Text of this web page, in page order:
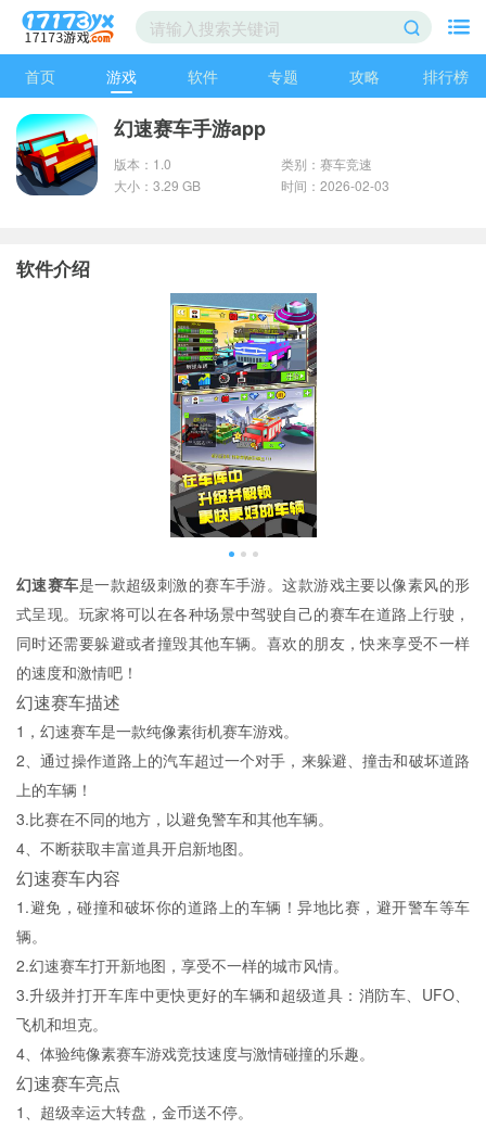
首页 游戏 软件 专题 攻略 排行榜
幻速赛车手游app
版本：1.0
类别：赛车竞速
大小：3.29 GB
时间：2026-02-03
软件介绍
幻速赛车是一款超级刺激的赛车手游。这款游戏主要以像素风的形
式呈现。玩家将可以在各种场景中驾驶自己的赛车在道路上行驶，
同时还需要躲避或者撞毁其他车辆。喜欢的朋友，快来享受不一样
的速度和激情吧！
幻速赛车描述
1，幻速赛车是一款纯像素街机赛车游戏。
2、通过操作道路上的汽车超过一个对手，来躲避、撞击和破坏道路
上的车辆！
3.比赛在不同的地方，以避免警车和其他车辆。
4、不断获取丰富道具开启新地图。
幻速赛车内容
1.避免，碰撞和破坏你的道路上的车辆！异地比赛，避开警车等车
辆。
2.幻速赛车打开新地图，享受不一样的城市风情。
3.升级并打开车库中更快更好的车辆和超级道具：消防车、UFO、
飞机和坦克。
4、体验纯像素赛车游戏竞技速度与激情碰撞的乐趣。
幻速赛车亮点
1、超级幸运大转盘，金币送不停。